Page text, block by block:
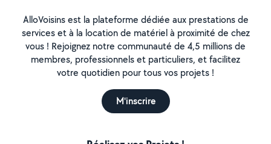
AlloVoisins est la plateforme dédiée aux prestations de
services et à la location de matériel à proximité de chez
vous ! Rejoignez notre communauté de 4,5 millions de
membres, professionnels et particuliers, et facilitez
votre quotidien pour tous vos projets !
M'inscrire